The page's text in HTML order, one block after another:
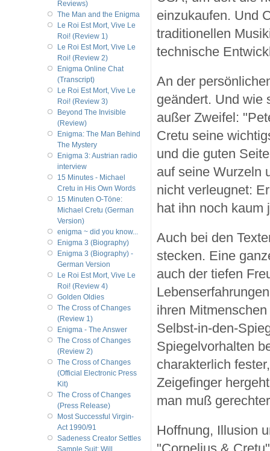
einzukaufen. Und
traditionellen
technische
An der
geändert. Und wie
außer Zweifel:
Cretu seine
und die guten
auf seine Wurzeln
nicht verleugnet:
hat ihn noch kaum
Auch bei den
stecken. Eine
auch der tiefen
ihren
Selbst-in-den-
Spiegelvorhalten
charakterlich
Zeigefinger
man muß
Hoffnung, Illusion
Reviews)
The Man and the Enigma
Le Roi Est Mort, Vive Le
Roi! (Review 1)
Le Roi Est Mort, Vive Le
Roi! (Review 2)
Enigma Online Chat
(Transcript)
Le Roi Est Mort, Vive Le
Roi! (Review 3)
Beyond The Invisible
(Review)
Enigma: The Man Behind
The Mystery
Enigma 3: Austrian radio
interview
15 Minutes - Michael
Cretu in His Own Words
15 Minuten O-Töne:
Michael Cretu (German
Version)
enigma ~ did you know...
Enigma 3 (Biography)
Enigma 3 (Biography) -
German Version
Le Roi Est Mort, Vive Le
Roi! (Review 4)
Golden Oldies
The Cross of Changes
(Review 1)
Enigma - The Answer
The Cross of Changes
(Review 2)
The Cross of Changes
(Official Electronic Press
Kit)
The Cross of Changes
(Press Release)
Most Successful Virgin-
Act 1990/91
Sadeness Creator Settles
Sample Suit; Will